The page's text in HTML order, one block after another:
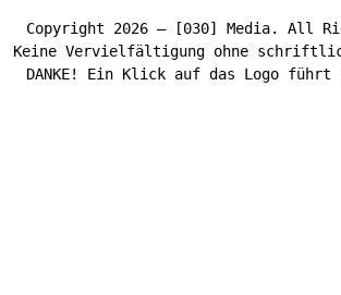
Copyright 2026 – [030] Media. All
Keine Vervielfältigung ohne
DANKE! Ein Klick auf das Logo führt